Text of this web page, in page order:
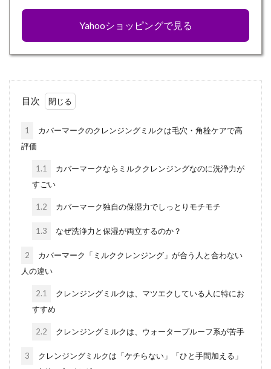
Yahooショッピングで見る
目次
1
カバーマークのクレンジングミルクは毛穴・角栓ケアで高
評価
1.1
カバーマークならミルククレンジングなのに洗浄力が
すごい
1.2 カバーマーク独自の保湿力でしっとりモチモチ
1.3 なぜ洗浄力と保湿が両立するのか？
2
カバーマーク「ミルククレンジング」が合う人と合わない
人の違い
2.1
クレンジングミルクは、マツエクしている人に特にお
すすめ
2.2 クレンジングミルクは、ウォータープルーフ系が苦手
3
クレンジングミルクは「ケチらない」「ひと手間加える」